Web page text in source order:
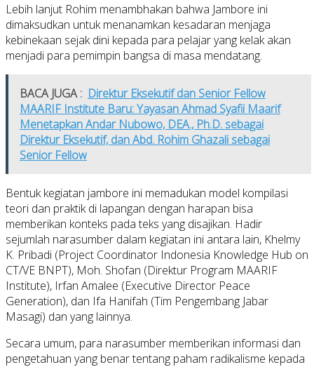
Lebih lanjut Rohim menambhakan bahwa Jambore ini
dimaksudkan untuk menanamkan kesadaran menjaga
kebinekaan sejak dini kepada para pelajar yang kelak akan
menjadi para pemimpin bangsa di masa mendatang.
BACA JUGA : Direktur Eksekutif dan Senior Fellow
MAARIF Institute Baru: Yayasan Ahmad Syafii Maarif
Menetapkan Andar Nubowo, DEA., Ph.D. sebagai
Direktur Eksekutif, dan Abd. Rohim Ghazali sebagai
Senior Fellow
Bentuk kegiatan jambore ini memadukan model kompilasi
teori dan praktik di lapangan dengan harapan bisa
memberikan konteks pada teks yang disajikan. Hadir
sejumlah narasumber dalam kegiatan ini antara lain, Khelmy
K. Pribadi (Project Coordinator Indonesia Knowledge Hub on
CT/VE BNPT), Moh. Shofan (Direktur Program MAARIF
Institute), Irfan Amalee (Executive Director Peace
Generation), dan Ifa Hanifah (Tim Pengembang Jabar
Masagi) dan yang lainnya.
Secara umum, para narasumber memberikan informasi dan
pengetahuan yang benar tentang paham radikalisme kepada